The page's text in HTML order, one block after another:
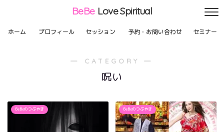
BeBe Love Spiritual
ホーム プロフィール セッション 予約・お問い合わせ セミナー
― CATEGORY ―
呪い
BeBeのつぶやき BeBeのつぶやき